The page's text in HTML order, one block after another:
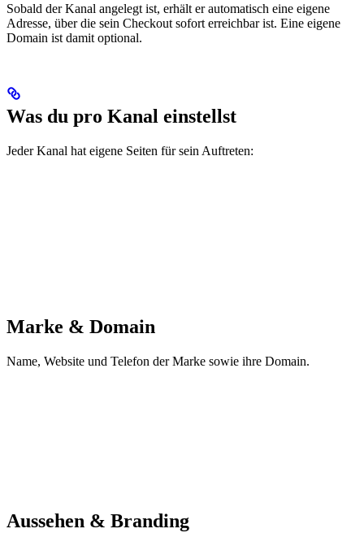
Sobald der Kanal angelegt ist, erhält er automatisch eine eigene
Adresse, über die sein Checkout sofort erreichbar ist. Eine eigene
Domain ist damit optional.
Was du pro Kanal einstellst
Jeder Kanal hat eigene Seiten für sein Auftreten:
Marke & Domain
Name, Website und Telefon der Marke sowie ihre Domain.
Aussehen & Branding